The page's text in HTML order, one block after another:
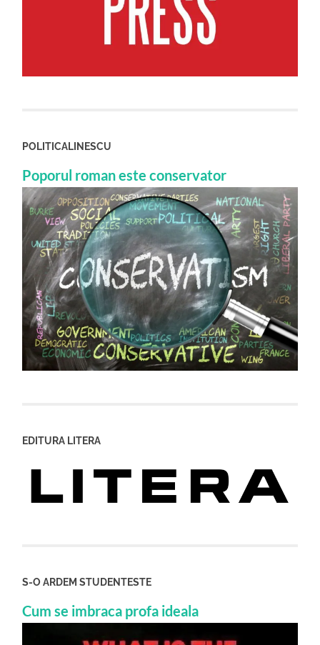
POLITICALINESCU
Poporul roman este conservator
EDITURA LITERA
S-O ARDEM STUDENTESTE
Cum se imbraca profa ideala